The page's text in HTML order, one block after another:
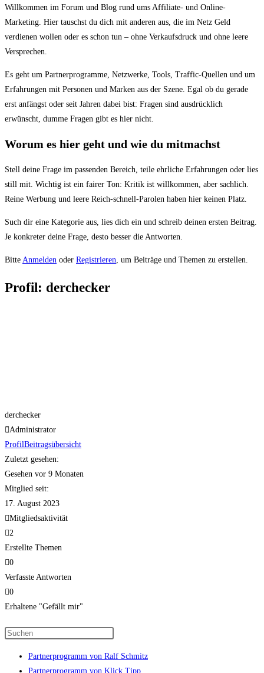
Willkommen im Forum und Blog rund ums Affiliate- und Online-
Marketing. Hier tauschst du dich mit anderen aus, die im Netz Geld
verdienen wollen oder es schon tun – ohne Verkaufsdruck und ohne leere
Versprechen.
Es geht um Partnerprogramme, Netzwerke, Tools, Traffic-Quellen und um
Erfahrungen mit Personen und Marken aus der Szene. Egal ob du gerade
erst anfängst oder seit Jahren dabei bist: Fragen sind ausdrücklich
erwünscht, dumme Fragen gibt es hier nicht.
Worum es hier geht und wie du mitmachst
Stell deine Frage im passenden Bereich, teile ehrliche Erfahrungen oder lies
still mit. Wichtig ist ein fairer Ton: Kritik ist willkommen, aber sachlich.
Reine Werbung und leere Reich-schnell-Parolen haben hier keinen Platz.
Such dir eine Kategorie aus, lies dich ein und schreib deinen ersten Beitrag.
Je konkreter deine Frage, desto besser die Antworten.
Bitte Anmelden oder Registrieren, um Beiträge und Themen zu erstellen.
Profil: derchecker
derchecker
Administrator
ProfilBeitragsübersicht
Zuletzt gesehen:
Gesehen vor 9 Monaten
Mitglied seit:
17. August 2023
Mitgliedsaktivität
2
Erstellte Themen
0
Verfasste Antworten
0
Erhaltene "Gefällt mir"
to
Partnerprogramm von Ralf Schmitz
Partnerprogramm von Klick Tipp